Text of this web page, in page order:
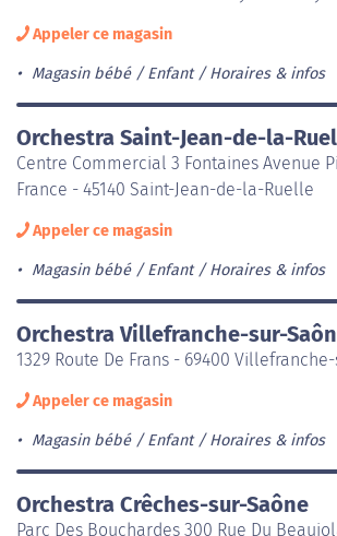
Appeler ce magasin
Magasin bébé / Enfant Horaires & infos
Orchestra Saint-Jean-de-la-
Centre Commercial 3 Fontaines Avenue
France - 45140 Saint-Jean-de-la-Ruelle
Appeler ce magasin
Magasin bébé / Enfant Horaires & infos
Orchestra Villefranche-sur-
1329 Route De Frans - 69400
Appeler ce magasin
Magasin bébé / Enfant Horaires & infos
Orchestra Crêches-sur-Saône
Parc Des Bouchardes 300 Rue Du